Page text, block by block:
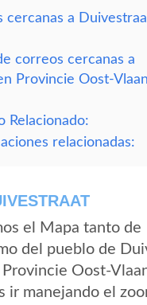
cercanas a
correos cercanas a
Provincie Oost-
Relacionado:
relacionadas:
el Mapa tanto de
del pueblo de
Oost-
ir manejando el